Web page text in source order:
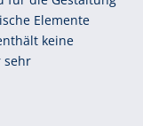
Elemente
keine
sehr